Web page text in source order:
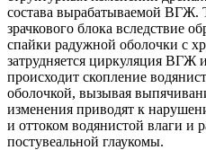
состава вырабатываемой ВГЖ.
зрачкового блока вследствие
спайки радужной оболочки с
затрудняется циркуляция ВГЖ
происходит скопление
оболочкой, вызывая
изменения приводят к
и оттоком водянистой влаги и
постувеальной глаукомы.